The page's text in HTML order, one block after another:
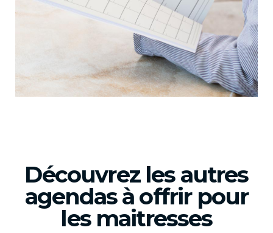
Découvrez les autres
agendas à offrir pour
les maitresses